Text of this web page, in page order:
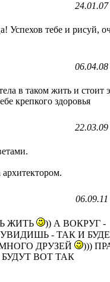
Успехов тебе и рисуй,
в таком жить и стоит
крепкого здоровья
22.03.09
ЖИТЬ
)) А ВОКРУГ -
- ТАК И
ДРУЗЕЙ
)))
ВОТ ТАК